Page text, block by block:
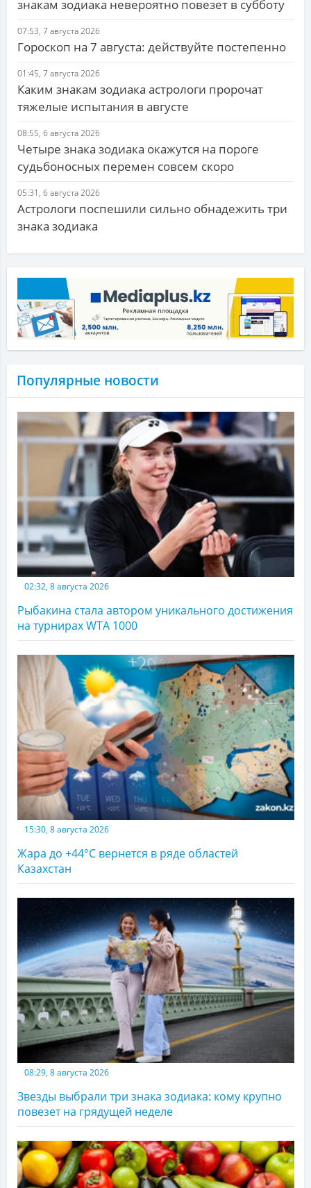
знакам зодиака невероятно повезет в субботу
07:53, 7 августа 2026
Гороскоп на 7 августа: действуйте постепенно
01:45, 7 августа 2026
Каким знакам зодиака астрологи пророчат
тяжелые испытания в августе
08:55, 6 августа 2026
Четыре знака зодиака окажутся на пороге
судьбоносных перемен совсем скоро
05:31, 6 августа 2026
Астрологи поспешили сильно обнадежить три
знака зодиака
Популярные новости
02:32, 8 августа 2026
Рыбакина стала автором уникального достижения
на турнирах WTA 1000
15:30, 8 августа 2026
Жара до +44°С вернется в ряде областей
Казахстан
08:29, 8 августа 2026
Звезды выбрали три знака зодиака: кому крупно
повезет на грядущей неделе